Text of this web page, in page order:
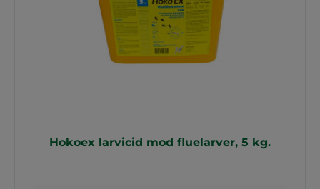
Hokoex larvicid mod fluelarver, 5 kg.